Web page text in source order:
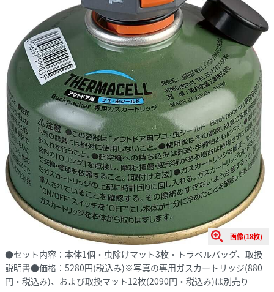
画像(18枚)
●セット内容：本体1個・虫除けマット3枚・トラベルバッグ、取扱
説明書●価格：5280円(税込み)※写真の専用ガスカートリッジ(880
円・税込み)、および取換マット12枚(2090円・税込み)は別売り